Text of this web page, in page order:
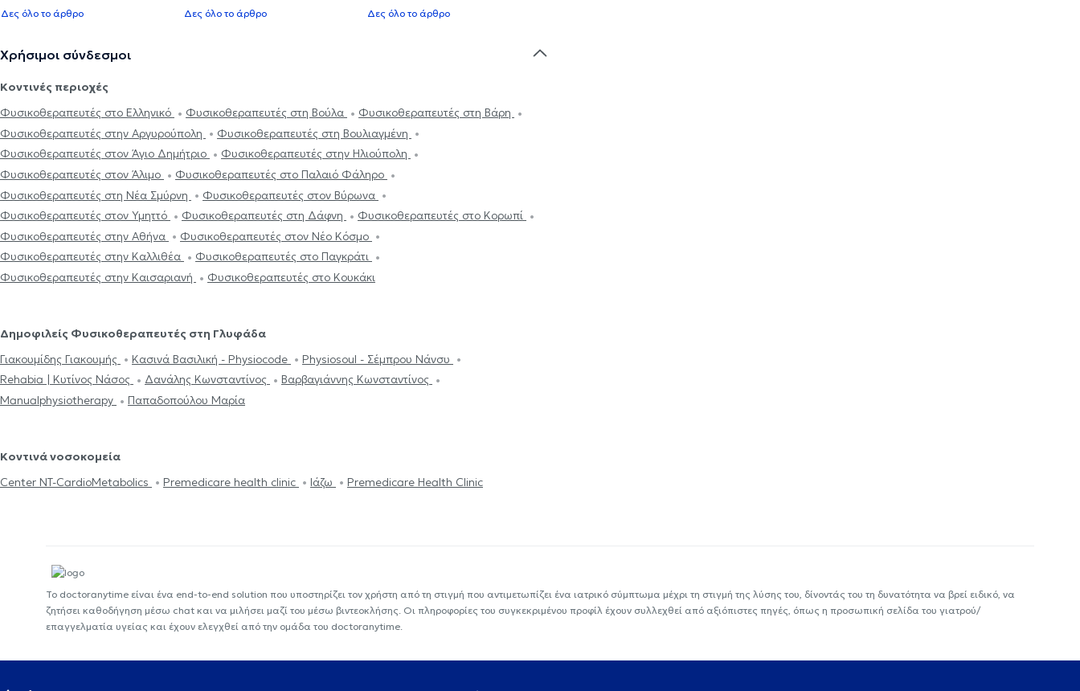
Δες όλο το άρθρο Δες όλο το άρθρο Δες όλο το άρθρο
Χρήσιμοι σύνδεσμοι
Κοντινές περιοχές
Φυσικοθεραπευτές στο Ελληνικό
Φυσικοθεραπευτές στη Βούλα
Φυσικοθεραπευτές στη Βάρη
Φυσικοθεραπευτές στην Αργυρούπολη
Φυσικοθεραπευτές στη Βουλιαγμένη
Φυσικοθεραπευτές στον Άγιο Δημήτριο
Φυσικοθεραπευτές στην Ηλιούπολη
Φυσικοθεραπευτές στον Άλιμο
Φυσικοθεραπευτές στο Παλαιό Φάληρο
Φυσικοθεραπευτές στη Νέα Σμύρνη
Φυσικοθεραπευτές στον Βύρωνα
Φυσικοθεραπευτές στον Υμηττό
Φυσικοθεραπευτές στη Δάφνη
Φυσικοθεραπευτές στο Κορωπί
Φυσικοθεραπευτές στην Αθήνα
Φυσικοθεραπευτές στον Νέο Κόσμο
Φυσικοθεραπευτές στην Καλλιθέα
Φυσικοθεραπευτές στο Παγκράτι
Φυσικοθεραπευτές στην Καισαριανή
Φυσικοθεραπευτές στο Κουκάκι
Δημοφιλείς Φυσικοθεραπευτές στη Γλυφάδα
Γιακουμίδης Γιακουμής
Κασινά Βασιλική - Physiocode
Physiosoul - Σέμπρου Νάνσυ
Rehabia | Κυτίνος Νάσος
Δανάλης Κωνσταντίνος
Βαρβαγιάννης Κωνσταντίνος
Manualphysiotherapy
Παπαδοπούλου Μαρία
Κοντινά νοσοκομεία
Center NT-CardioMetabolics
Premedicare health clinic Ιάζω Premedicare Health Clinic
Το doctoranytime είναι ένα end-to-end solution που υποστηρίζει τον χρήστη από τη στιγμή που αντιμετωπίζει ένα ιατρικό σύμπτωμα μέχρι τη στιγμή της λύσης του, δίνοντάς του τη δυνατότητα να βρεί ειδικό, να
ζητήσει καθοδήγηση μέσω chat και να μιλήσει μαζί του μέσω βιντεοκλήσης. Οι πληροφορίες του συγκεκριμένου προφίλ έχουν συλλεχθεί από αξιόπιστες πηγές, όπως η προσωπική σελίδα του γιατρού/
επαγγελματία υγείας και έχουν ελεγχθεί από την ομάδα του doctoranytime.